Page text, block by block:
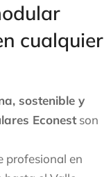
cualquier
sostenible y
Econestson
profesional en